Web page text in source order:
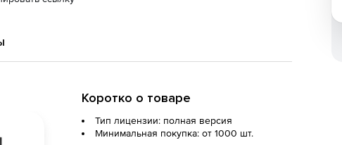
Коротко о товаре
Тип лицензии: полная версия
Минимальная покупка: от 1000 шт.